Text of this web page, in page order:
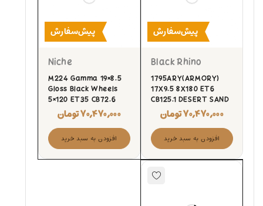
پیش‌سفارش
Black Rhino
1795ARY(ARMORY)
17X9.5 8X180 ET6
CB125.1 DESERT SAND
۷۰,۴۷۰,۰۰۰تومان
افزودن به سبد خرید
پیش‌سفارش
Niche
M224 Gamma 19×8.5
Gloss Black Wheels
5×120 ET35 CB72.6
۷۰,۴۷۰,۰۰۰تومان
افزودن به سبد خرید